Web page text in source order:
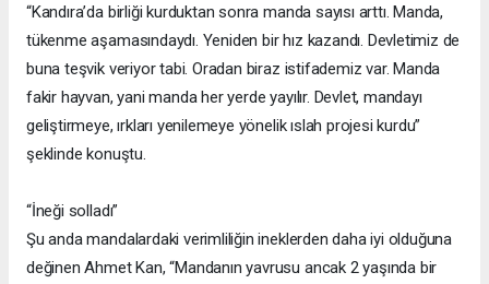
“Kandıra’da birliği kurduktan sonra manda sayısı arttı. Manda,
tükenme aşamasındaydı. Yeniden bir hız kazandı. Devletimiz de
buna teşvik veriyor tabi. Oradan biraz istifademiz var. Manda
fakir hayvan, yani manda her yerde yayılır. Devlet, mandayı
geliştirmeye, ırkları yenilemeye yönelik ıslah projesi kurdu”
şeklinde konuştu.
“İneği solladı”
Şu anda mandalardaki verimliliğin ineklerden daha iyi olduğuna
değinen Ahmet Kan, “Mandanın yavrusu ancak 2 yaşında bir